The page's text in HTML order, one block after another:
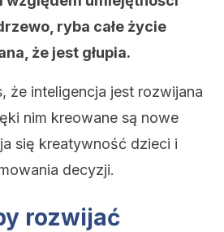
ryba całe życie
że jest głupia.
że inteligencja jest rozwijana
nim kreowane są nowe
się kreatywność dzieci i
decyzji.
rozwijać